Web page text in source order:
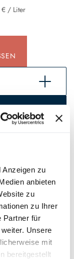
Anzeigen zu
anbieten
zu
zu Ihrer
Partner für
Unsere
mit
bereitgestellt
/ Liter
für andere
.